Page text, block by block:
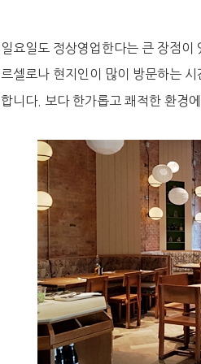
일요일도 정상영업한다는 큰 장점
르셀로나 현지인이 많이 방문하는
합니다. 보다 한가롭고 쾌적한 환경